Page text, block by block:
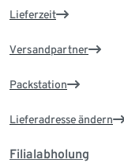
Lieferzeit
Versandpartner
Packstation
Lieferadresse ändern
Filialabholung